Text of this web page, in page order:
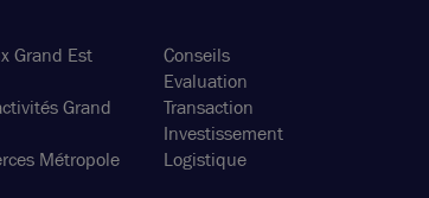
Grand Est
Grand
Métropole
Conseils
Evaluation
Transaction
Investissement
Logistique